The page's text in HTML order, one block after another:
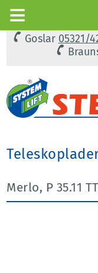
Goslar 05321/
Merlo, P 35.11 TT